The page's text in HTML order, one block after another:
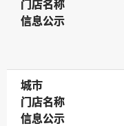
门店名称
门店名称
信息公示
信息公示
城市
城市
门店名称
门店名称
信息公示
信息公示